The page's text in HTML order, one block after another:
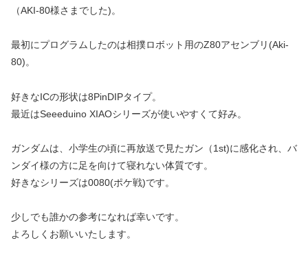
（AKI-80様さまでした)。
最初にプログラムしたのは相撲ロボット用のZ80アセンブリ(Aki-
80)。
好きなICの形状は8PinDIPタイプ。
最近はSeeeduino XIAOシリーズが使いやすくて好み。
ガンダムは、小学生の頃に再放送で見たガン（1st)に感化され、バ
ンダイ様の方に足を向けて寝れない体質です。
好きなシリーズは0080(ポケ戦)です。
少しでも誰かの参考になれば幸いです。
よろしくお願いいたします。